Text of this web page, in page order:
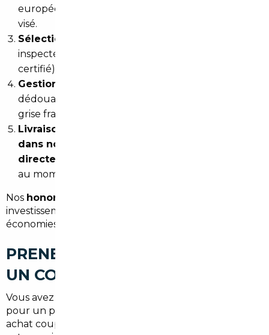
européens les plus pertinents selon le véhicule
visé.
Sélection et vérification
inspecté (ou fait l'objet d'un rapport expert
certifié) avant toute proposition.
Gestion administrative complète
dédouanement si nécessaire, homologation, carte
grise française.
Livraison flexible
dans notre agence de Bordeaux ou
directement à votre adresse
au moment de la commande.
Nos honoraires démarrent à partir de 1 500 €
investissement souvent largement compensé par les
économies réalisées sur le prix du véhicule lui-même.
PRENEZ RENDEZ-VOUS AVEC
UN COURTIER À BORDEAUX
Vous avez un projet d'achat automobile ? Que ce soit
pour un premier véhicule, un remplacement ou un
achat coup de cœur, nous vous aidons à concrétiser